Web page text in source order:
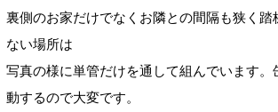
裏側のお家だけでなくお隣との間隔も狭く踏
ない場所は
写真の様に単管だけを通して組んでいます。
動するので大変です。